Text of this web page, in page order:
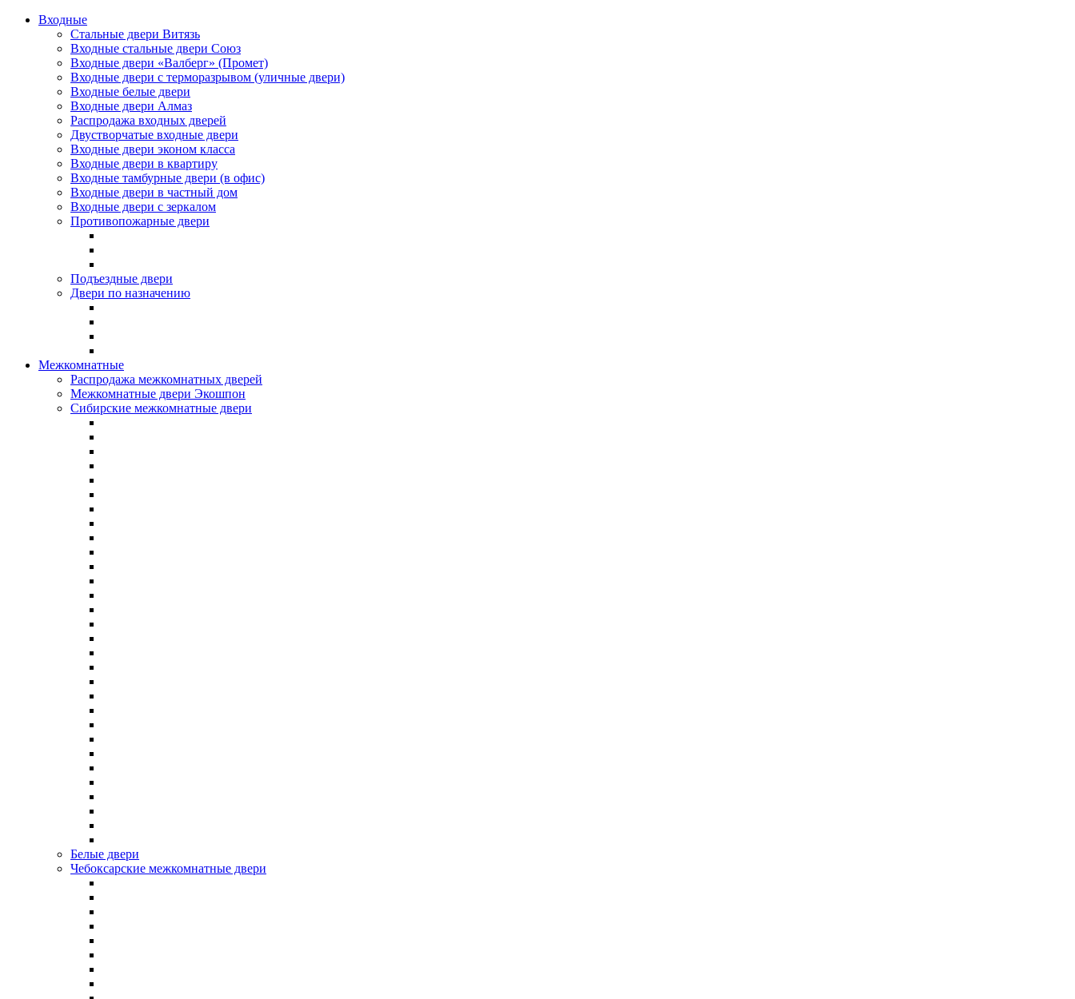
Входные
Стальные двери Витязь
Входные стальные двери Союз
Входные двери «Валберг» (Промет)
Входные двери с терморазрывом (уличные двери)
Входные белые двери
Входные двери Алмаз
Распродажа входных дверей
Двустворчатые входные двери
Входные двери эконом класса
Входные двери в квартиру
Входные тамбурные двери (в офис)
Входные двери в частный дом
Входные двери с зеркалом
Противопожарные двери
Подъездные двери
Двери по назначению
Межкомнатные
Распродажа межкомнатных дверей
Межкомнатные двери Экошпон
Сибирские межкомнатные двери
Белые двери
Чебоксарские межкомнатные двери